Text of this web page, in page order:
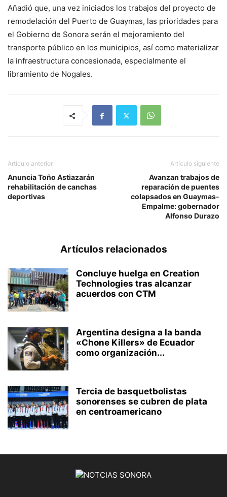
Añadió que, una vez iniciados los trabajos del proyecto de
remodelación del Puerto de Guaymas, las prioridades para
el Gobierno de Sonora serán el mejoramiento del
transporte público en los municipios, así como materializar
la infraestructura concesionada, especialmente el
libramiento de Nogales.
Artículo anterior
Anuncia Toño Astiazarán
rehabilitación de canchas
deportivas
Artículo siguiente
Avanzan trabajos de
reparación de puentes
colapsados en Guaymas-
Empalme: gobernador
Alfonso Durazo
Artículos relacionados
Concluye huelga en Creation
Technologies tras alcanzar
acuerdos con CTM
Argentina designa a la banda
«Chone Killers» de Ecuador
como organización...
Tercia de basquetbolistas
sonorenses se cubren de plata
en centroamericano